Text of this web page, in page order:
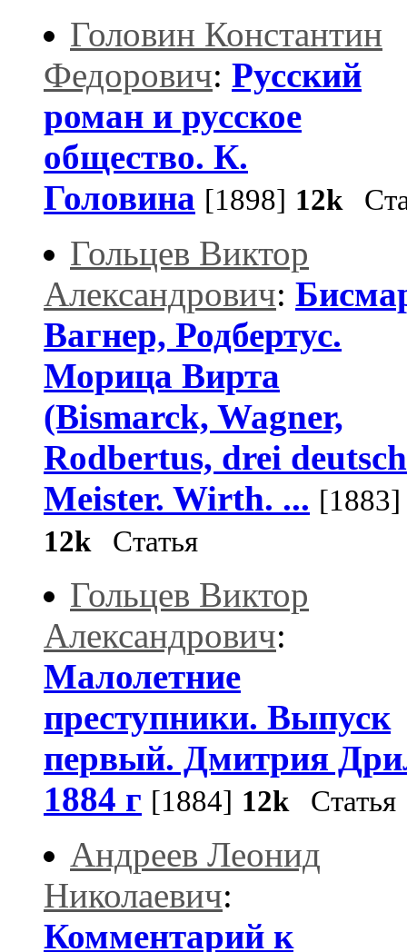
Головин Константин
Федорович: Русский
роман и русское
общество. К.
Головина [1898] 12k
Гольцев Виктор
Александрович:
Вагнер, Родбертус.
Морица Вирта
(Bismarck, Wagner,
Rodbertus, drei
Meister. Wirth. ... [1883]
12kСтатья
Гольцев Виктор
Александрович:
Малолетние
преступники. Выпуск
первый. Дмитрия
1884 г [1884] 12kСтатья
Андреев Леонид
Николаевич:
Комментарий к